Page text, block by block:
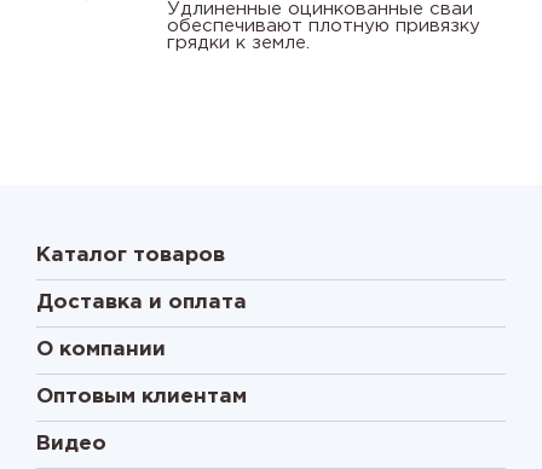
Удлиненные оцинкованные сваи
обеспечивают плотную привязку
грядки к земле.
Каталог товаров
Доставка и оплата
О компании
Оптовым клиентам
Видео